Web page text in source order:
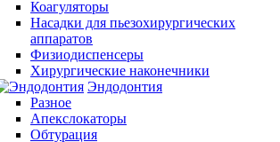
Коагуляторы
Насадки для пьезохирургических
аппаратов
Физиодиспенсеры
Хирургические наконечники
Эндодонтия
Разное
Апекслокаторы
Обтурация